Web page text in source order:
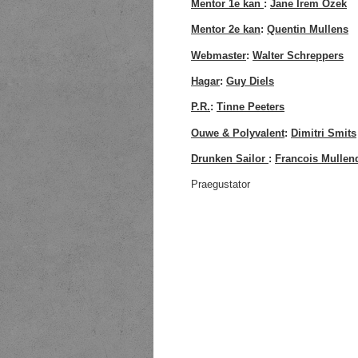
Mentor 1e kan : Jane Irem Ozek
Mentor 2e kan: Quentin Mullens
Webmaster: Walter Schreppers
Hagar: Guy Diels
P.R.: Tinne Peeters
Ouwe & Polyvalent: Dimitri Smits
Drunken Sailor : Francois
Praegustator